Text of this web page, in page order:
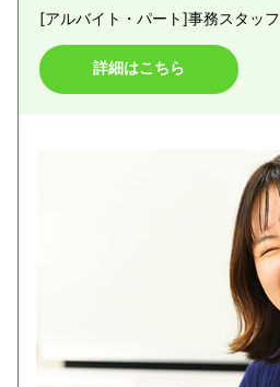
[アルバイト・パート]事務スタッフ
詳細はこちら